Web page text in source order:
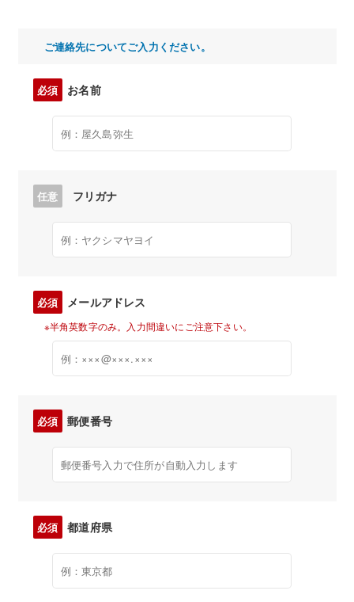
ご連絡先についてご入力ください。
必須 お名前
任意 フリガナ
必須 メールアドレス
※半角英数字のみ。入力間違いにご注意下さい。
必須 郵便番号
必須 都道府県